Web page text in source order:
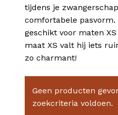
tijdens je
comfortabele pasvorm.
geschikt voor maten
maat XS valt hij iets
zo charmant!
Geen producten
zoekcriteria voldoen.